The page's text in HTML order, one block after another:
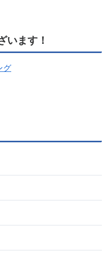
います！
グ